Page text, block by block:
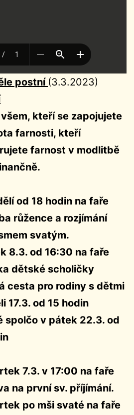
postní (3.3.2023)
kteří se zapojujete
farnosti, kteří
farnost v modlitbě
od 18 hodin na faře
růžence a rozjímání
svatým.
8.3. od 16:30 na faře
dětské scholičky
cesta pro rodiny s dětmi
17.3. od 15 hodin
spolčo v pátek 22.3. od
7.3. v 17:00 na faře
na první sv. příjímání.
po mši svaté na faře